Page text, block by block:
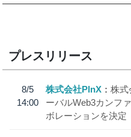
プレスリリース
8/5
14:00
株式会社PlnX
株式
ーバルWeb3カンフ
ボレーションを決定